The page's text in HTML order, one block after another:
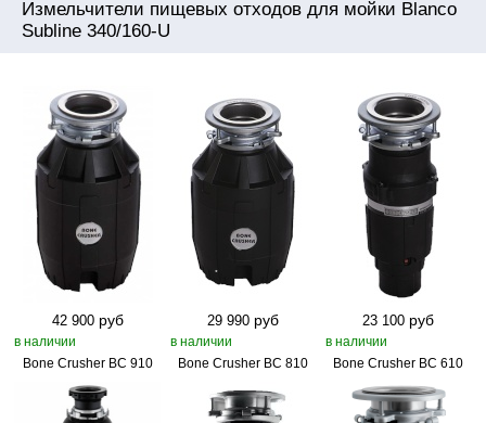
Измельчители пищевых отходов для мойки Blanco
Subline 340/160-U
42 900 руб
в наличии
Bone Crusher BC 910
29 990 руб
в наличии
Bone Crusher BC 810
23 100 руб
в наличии
Bone Crusher BC 610